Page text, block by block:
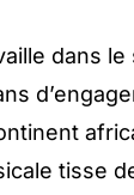
dans
tisse